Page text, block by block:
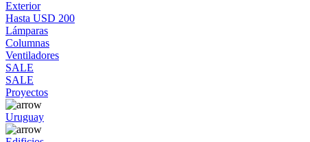
Exterior
Hasta USD 200
Lámparas
Columnas
Ventiladores
SALE
SALE
Proyectos
Uruguay